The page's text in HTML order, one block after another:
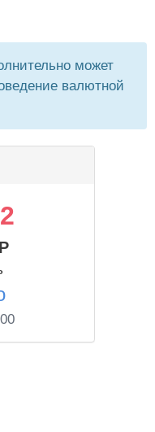
может
валютной